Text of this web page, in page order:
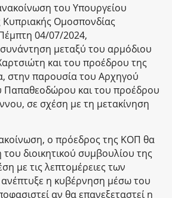
του Υπουργείου
Κυπριακής Ομοσπονδίας
04/07/2024,
μεταξύ του αρμόδιου
και του προέδρου της
στην παρουσία του Αρχηγού
Παπαθεοδώρου και του προέδρου
σε σχέση με τη μετακίνηση
ο πρόεδρος της ΚΟΠ θα
διοικητικού συμβουλίου της
με τις λεπτομέρειες των
η κυβέρνηση μέσω του
αν θα επανεξεταστεί η